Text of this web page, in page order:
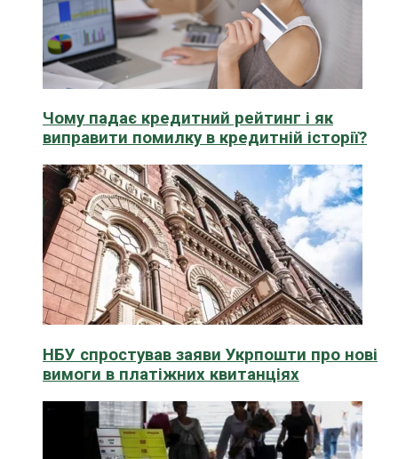
Чому падає кредитний рейтинг і як
виправити помилку в кредитній історії?
НБУ спростував заяви Укрпошти про нові
вимоги в платіжних квитанціях